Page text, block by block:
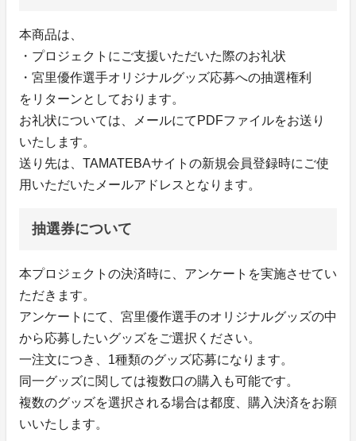
本商品は、
・プロジェクトにご支援いただいた際のお礼状
・宮里優作選手オリジナルグッズ応募への抽選権利
をリターンとしております。
お礼状については、メールにてPDFファイルをお送り
いたします。
送り先は、TAMATEBAサイトの新規会員登録時にご使
用いただいたメールアドレスとなります。
抽選券について
本プロジェクトの決済時に、アンケートを実施させてい
ただきます。
アンケートにて、宮里優作選手のオリジナルグッズの中
から応募したいグッズをご選択ください。
一注文につき、1種類のグッズ応募になります。
同一グッズに関しては複数口の購入も可能です。
複数のグッズを選択される場合は都度、購入決済をお願
いいたします。